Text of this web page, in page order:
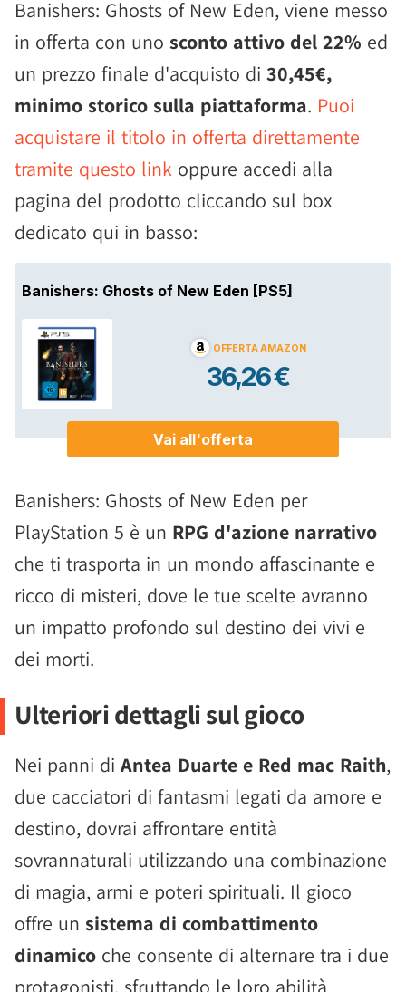
Banishers: Ghosts of New Eden, viene messo
in offerta con uno sconto attivo del 22% ed
un prezzo finale d'acquisto di 30,45€,
minimo storico sulla piattaforma. Puoi
acquistare il titolo in offerta direttamente
tramite questo link oppure accedi alla
pagina del prodotto cliccando sul box
dedicato qui in basso:
Banishers: Ghosts of New Eden per
PlayStation 5 è un RPG d'azione narrativo
che ti trasporta in un mondo affascinante e
ricco di misteri, dove le tue scelte avranno
un impatto profondo sul destino dei vivi e
dei morti.
Ulteriori dettagli sul gioco
Nei panni di Antea Duarte e Red mac Raith,
due cacciatori di fantasmi legati da amore e
destino, dovrai affrontare entità
sovrannaturali utilizzando una combinazione
di magia, armi e poteri spirituali. Il gioco
offre un sistema di combattimento
dinamico che consente di alternare tra i due
protagonisti, sfruttando le loro abilità